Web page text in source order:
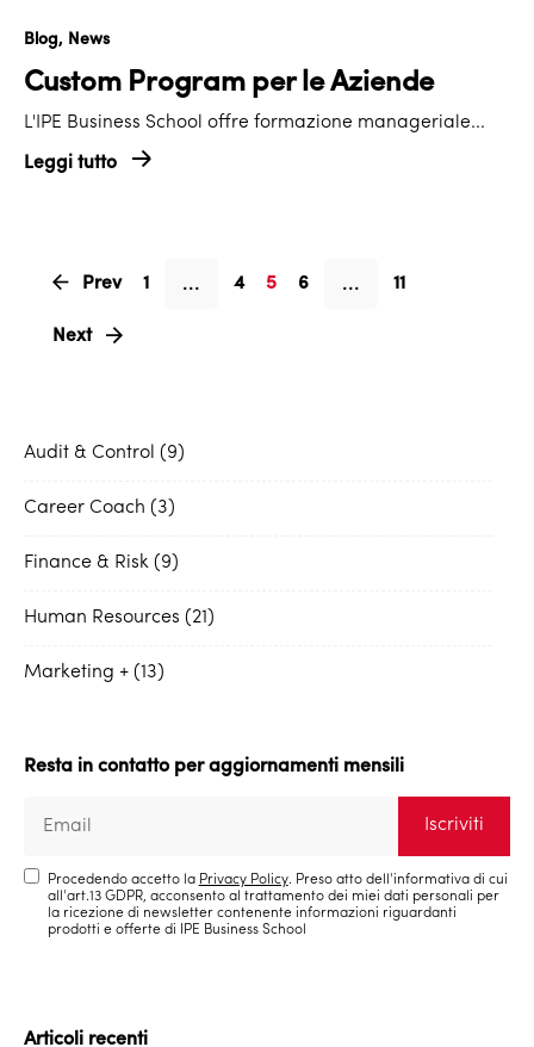
Blog News
Custom Program per le Aziende
L'IPE Business School offre formazione manageriale...
Leggi tutto
Prev 1 ... 4 5 6 ... 11
Next
Audit & Control 9
Career Coach 3
Finance & Risk 9
Human Resources 21
Marketing + 13
Resta in contatto per aggiornamenti mensili
Procedendo accetto la Privacy Policy. Preso atto dell'informativa di cui
all'art.13 GDPR, acconsento al trattamento dei miei dati personali per
la ricezione di newsletter contenente informazioni riguardanti
prodotti e offerte di IPE Business School
Articoli recenti